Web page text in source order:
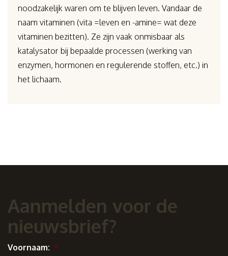
noodzakelijk waren om te blijven leven. Vandaar de
naam vitaminen (vita =leven en -amine= wat deze
vitaminen bezitten). Ze zijn vaak onmisbaar als
katalysator bij bepaalde processen (werking van
enzymen, hormonen en regulerende stoffen, etc.) in
het lichaam.
Aanmelden voor de
nieuwsbrief?
Voornaam: *